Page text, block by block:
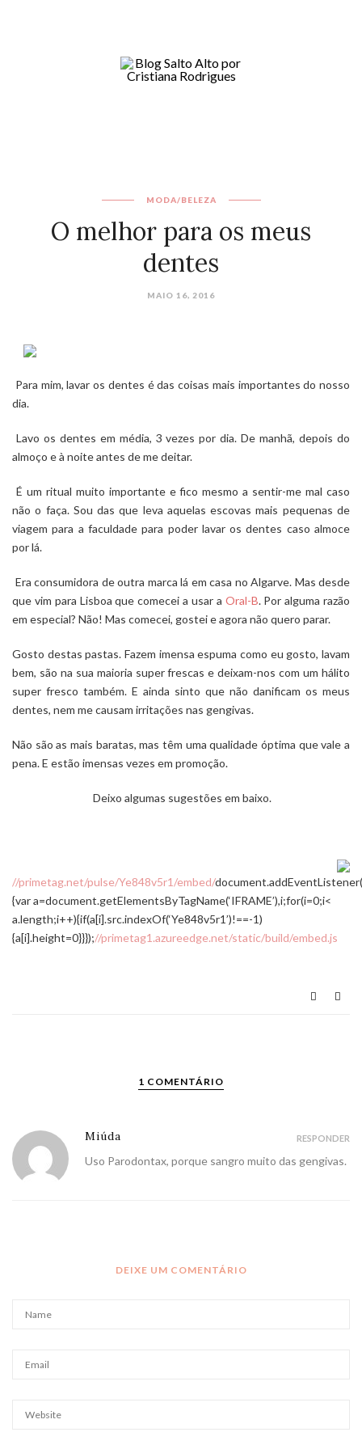
MODA/BELEZA
O melhor para os meus
dentes
MAIO 16, 2016
Para mim, lavar os dentes é das coisas mais importantes do nosso
dia.
Lavo os dentes em média, 3 vezes por dia. De manhã, depois do
almoço e à noite antes de me deitar.
É um ritual muito importante e fico mesmo a sentir-me mal caso
não o faça. Sou das que leva aquelas escovas mais pequenas de
viagem para a faculdade para poder lavar os dentes caso almoce
por lá.
Era consumidora de outra marca lá em casa no Algarve. Mas desde
que vim para Lisboa que comecei a usar a Oral-B. Por alguma razão
em especial? Não! Mas comecei, gostei e agora não quero parar.
Gosto destas pastas. Fazem imensa espuma como eu gosto, lavam
bem, são na sua maioria super frescas e deixam-nos com um hálito
super fresco também. E ainda sinto que não danificam os meus
dentes, nem me causam irritações nas gengivas.
Não são as mais baratas, mas têm uma qualidade óptima que vale a
pena. E estão imensas vezes em promoção.
Deixo algumas sugestões em baixo.
//primetag.net/pulse/Ye848v5r1/embed/
{var a=document.getElementsByTagName(‘IFRAME’),i;for(i=0;i<
a.length;i++){if(a[i].src.indexOf(‘Ye848v5r1’)!==-1)
{a[i].height=0}}});//primetag1.azureedge.net/static/build/embed.js
1 COMENTÁRIO
Miúda
Uso Parodontax, porque sangro muito das gengivas.
RESPONDER
DEIXE UM COMENTÁRIO